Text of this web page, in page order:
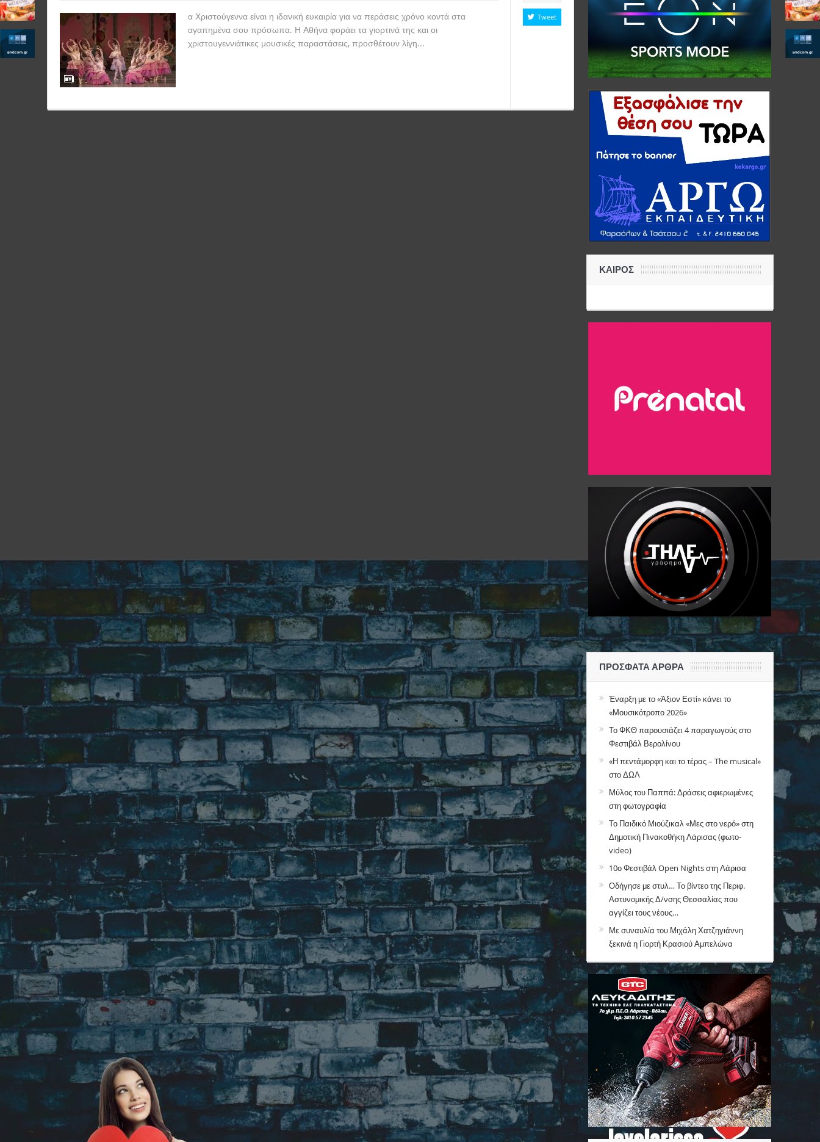
α Χριστούγεννα είναι η ιδανική ευκαιρία για να περάσεις χρόνο κοντά στα
αγαπημένα σου πρόσωπα. Η Αθήνα φοράει τα γιορτινά της και οι
χριστουγεννιάτικες μουσικές παραστάσεις, προσθέτουν λίγη...
Tweet
ΚΑΙΡΟΣ
ΠΡΌΣΦΑΤΑ ΆΡΘΡΑ
Έναρξη με το «Άξιον Εστί» κάνει το
«Μουσικότροπο 2026»
Το ΦΚΘ παρουσιάζει 4 παραγωγούς στο
Φεστιβάλ Βερολίνου
«Η πεντάμορφη και το τέρας – The musical»
στο ΔΩΛ
Μύλος του Παππά: Δράσεις αφιερωμένες
στη φωτογραφία
Το Παιδικό Μιούζικαλ «Μες στο νερό» στη
Δημοτική Πινακοθήκη Λάρισας (φωτο-
video)
10ο Φεστιβάλ Open Nights στη Λάρισα
Οδήγησε με στυλ… Το βίντεο της Περιφ.
Αστυνομικής Δ/νσης Θεσσαλίας που
αγγίζει τους νέους…
Με συναυλία του Μιχάλη Χατζηγιάννη
ξεκινά η Γιορτή Κρασιού Αμπελώνα